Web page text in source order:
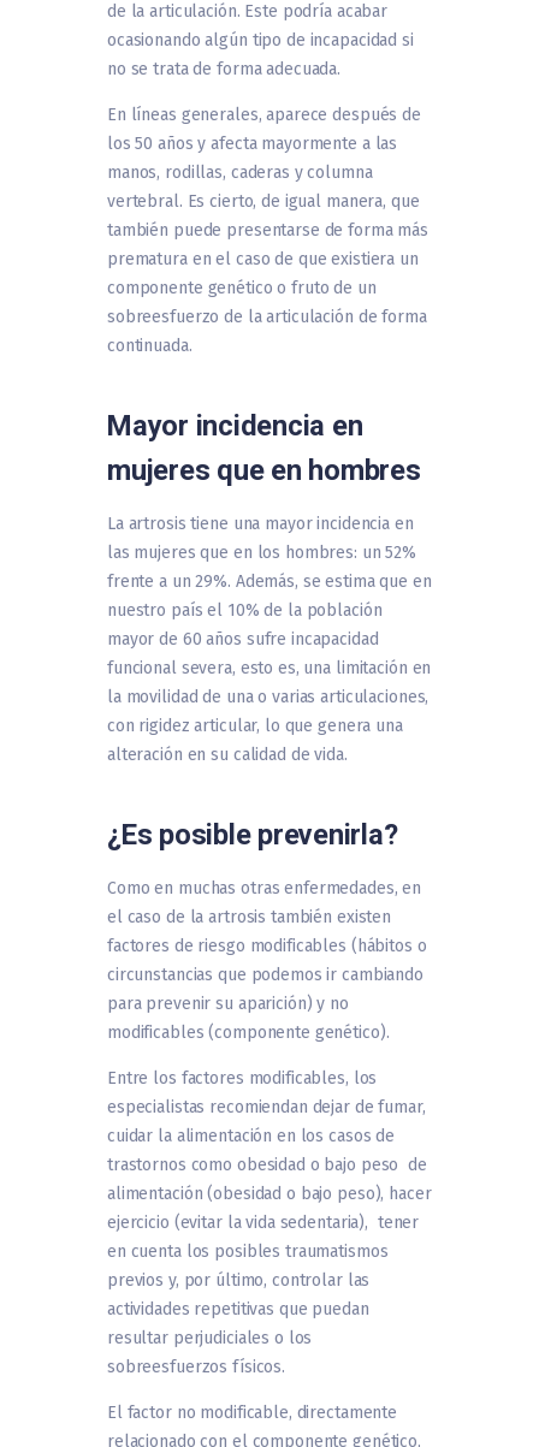
de la articulación. Este podría acabar
ocasionando algún tipo de incapacidad si
no se trata de forma adecuada.
En líneas generales, aparece después de
los 50 años y afecta mayormente a las
manos, rodillas, caderas y columna
vertebral. Es cierto, de igual manera, que
también puede presentarse de forma más
prematura en el caso de que existiera un
componente genético o fruto de un
sobreesfuerzo de la articulación de forma
continuada.
Mayor incidencia en
mujeres que en hombres
La artrosis tiene una mayor incidencia en
las mujeres que en los hombres: un 52%
frente a un 29%. Además, se estima que en
nuestro país el 10% de la población
mayor de 60 años sufre incapacidad
funcional severa, esto es, una limitación en
la movilidad de una o varias articulaciones,
con rigidez articular, lo que genera una
alteración en su calidad de vida.
¿Es posible prevenirla?
Como en muchas otras enfermedades, en
el caso de la artrosis también existen
factores de riesgo modificables (hábitos o
circunstancias que podemos ir cambiando
para prevenir su aparición) y no
modificables (componente genético).
Entre los factores modificables, los
especialistas recomiendan dejar de fumar,
cuidar la alimentación en los casos de
trastornos como obesidad o bajo peso de
alimentación (obesidad o bajo peso), hacer
ejercicio (evitar la vida sedentaria), tener
en cuenta los posibles traumatismos
previos y, por último, controlar las
actividades repetitivas que puedan
resultar perjudiciales o los
sobreesfuerzos físicos.
El factor no modificable, directamente
relacionado con el componente genético,